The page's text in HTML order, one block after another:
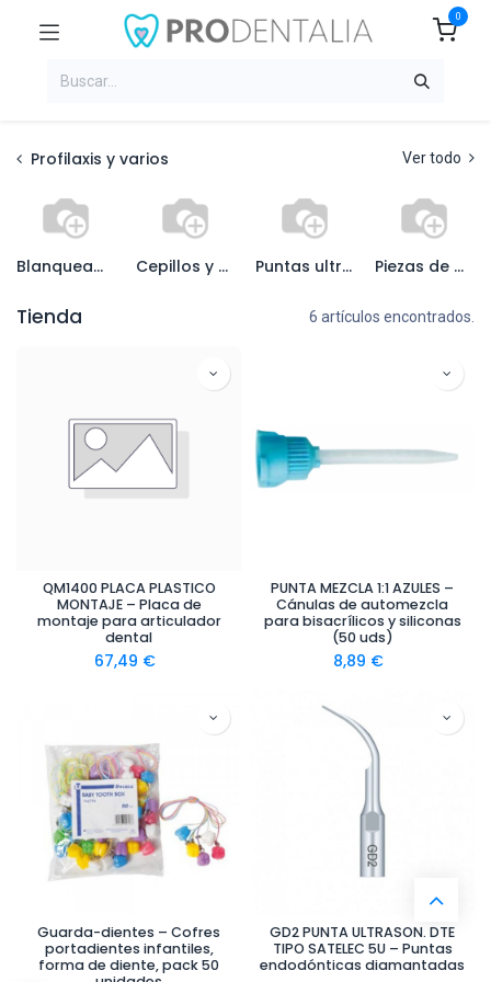
0
Profilaxis y varios Ver todo
Blanqueamiento Cepillos y copas profilax Puntas ultrasonidos Piezas de mano
Tienda 6 artículos encontrados.
QM1400 PLACA PLASTICO
MONTAJE – Placa de
montaje para articulador
dental
67,49 €
PUNTA MEZCLA 1:1 AZULES –
Cánulas de automezcla
para bisacrílicos y siliconas
(50 uds)
8,89 €
Guarda-dientes – Cofres
portadientes infantiles,
forma de diente, pack 50
GD2 PUNTA ULTRASON. DTE
TIPO SATELEC 5U – Puntas
endodónticas diamantadas